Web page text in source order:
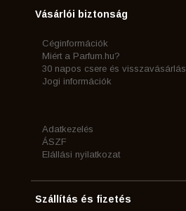
Vásárlói biztonság
Céginformációk
Miért a Parfum.hu?
30 napos csere és visszavásárlás
Jogi információk
Adatkezelés
ÁSZF
Elállási nyilatkozat
Szállítás és fizetés